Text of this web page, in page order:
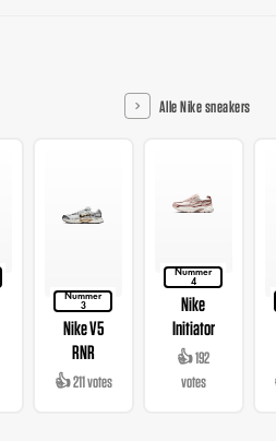
Alle Nike sneakers
Nummer
3
Nike V5
RNR
👍 211 votes
Nummer
4
Nike
Initiator
👍 192
votes